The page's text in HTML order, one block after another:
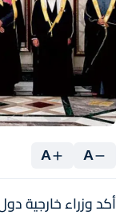
A
A
أكد وزراء خارجية